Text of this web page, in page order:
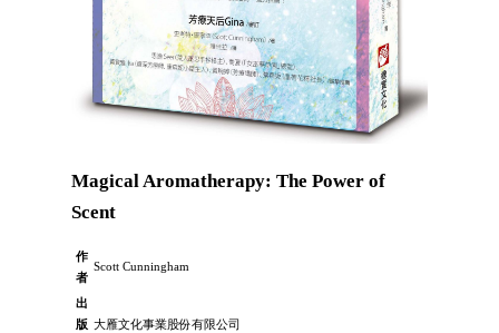
Magical Aromatherapy: The Power of
Scent
作
者
Scott Cunningham
出
版 大雁文化事業股份有限公司